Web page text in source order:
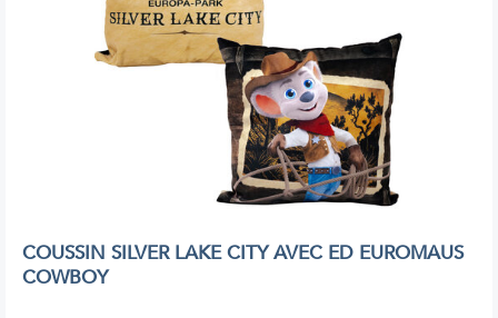
COUSSIN SILVER LAKE CITY AVEC ED EUROMAUS
COWBOY